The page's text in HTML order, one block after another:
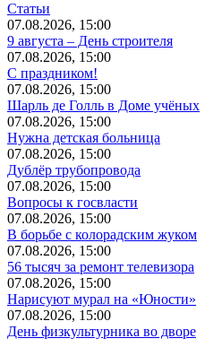
Статьи
07.08.2026, 15:00
9 августа – День строителя
07.08.2026, 15:00
С праздником!
07.08.2026, 15:00
Шарль де Голль в Доме учёных
07.08.2026, 15:00
Нужна детская больница
07.08.2026, 15:00
Дублёр трубопровода
07.08.2026, 15:00
Вопросы к госвласти
07.08.2026, 15:00
В борьбе с колорадским жуком
07.08.2026, 15:00
56 тысяч за ремонт телевизора
07.08.2026, 15:00
Нарисуют мурал на «Юности»
07.08.2026, 15:00
День физкультурника во дворе